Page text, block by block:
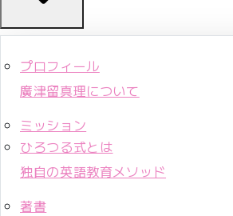
プロフィール
廣津留真理について
ミッション
ひろつる式とは
独自の英語教育メソッド
著書